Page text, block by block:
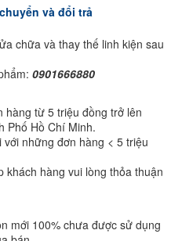
và đổi trả
chữa và thay thế linh kiện sau
0901666880
hàng từ 5 triệu đồng trở lên
Phố Hồ Chí Minh.
những đơn hàng < 5 triệu
hàng vui lòng thỏa thuận
mới 100% chưa được sử dụng